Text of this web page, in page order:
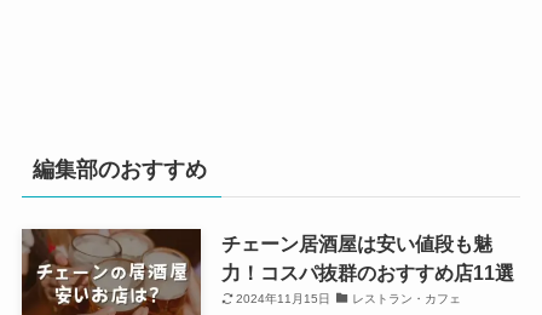
編集部のおすすめ
チェーン居酒屋は安い値段も魅
力！コスパ抜群のおすすめ店11選
2024年11月15日 レストラン・カフェ